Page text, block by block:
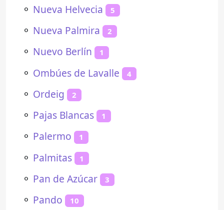
⚬ Nueva Helvecia 5
⚬ Nueva Palmira 2
⚬ Nuevo Berlín 1
⚬ Ombúes de Lavalle 4
⚬ Ordeig 2
⚬ Pajas Blancas 1
⚬ Palermo 1
⚬ Palmitas 1
⚬ Pan de Azúcar 3
⚬ Pando 10